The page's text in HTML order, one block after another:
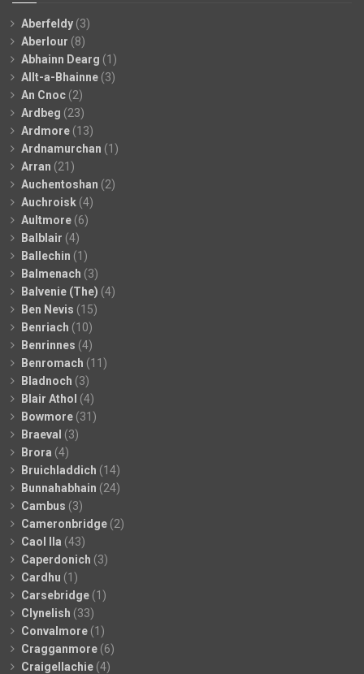
Aberfeldy (3)
Aberlour (8)
Abhainn Dearg (1)
Allt-a-Bhainne (3)
An Cnoc (2)
Ardbeg (23)
Ardmore (13)
Ardnamurchan (1)
Arran (21)
Auchentoshan (2)
Auchroisk (4)
Aultmore (6)
Balblair (4)
Ballechin (1)
Balmenach (3)
Balvenie (The) (4)
Ben Nevis (15)
Benriach (10)
Benrinnes (4)
Benromach (11)
Bladnoch (3)
Blair Athol (4)
Bowmore (31)
Braeval (3)
Brora (4)
Bruichladdich (14)
Bunnahabhain (24)
Cambus (3)
Cameronbridge (2)
Caol Ila (43)
Caperdonich (3)
Cardhu (1)
Carsebridge (1)
Clynelish (33)
Convalmore (1)
Cragganmore (6)
Craigellachie (4)